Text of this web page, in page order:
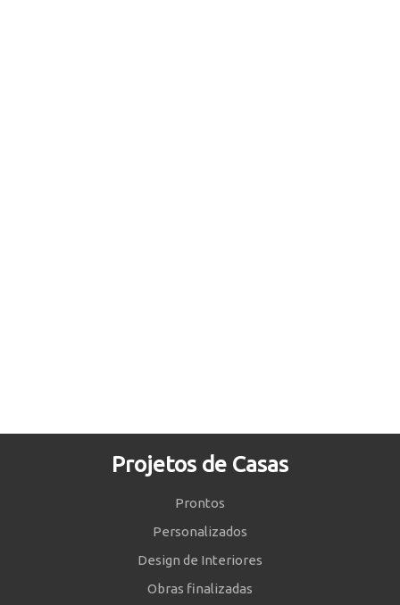
Projetos de Casas
Prontos
Personalizados
Design de Interiores
Obras finalizadas